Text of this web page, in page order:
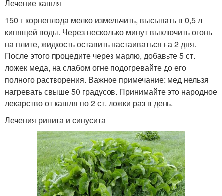
Лечение кашля
150 г корнеплода мелко измельчить, высыпать в 0,5 л
кипящей воды. Через несколько минут выключить огонь
на плите, жидкость оставить настаиваться на 2 дня.
После этого процедите через марлю, добавьте 5 ст.
ложек меда, на слабом огне подогревайте до его
полного растворения. Важное примечание: мед нельзя
нагревать свыше 50 градусов. Принимайте это народное
лекарство от кашля по 2 ст. ложки раз в день.
Лечения ринита и синусита